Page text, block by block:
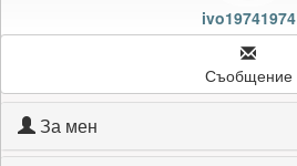
Блокирай ivo19741974ivo19741974
Съобщение
За мен